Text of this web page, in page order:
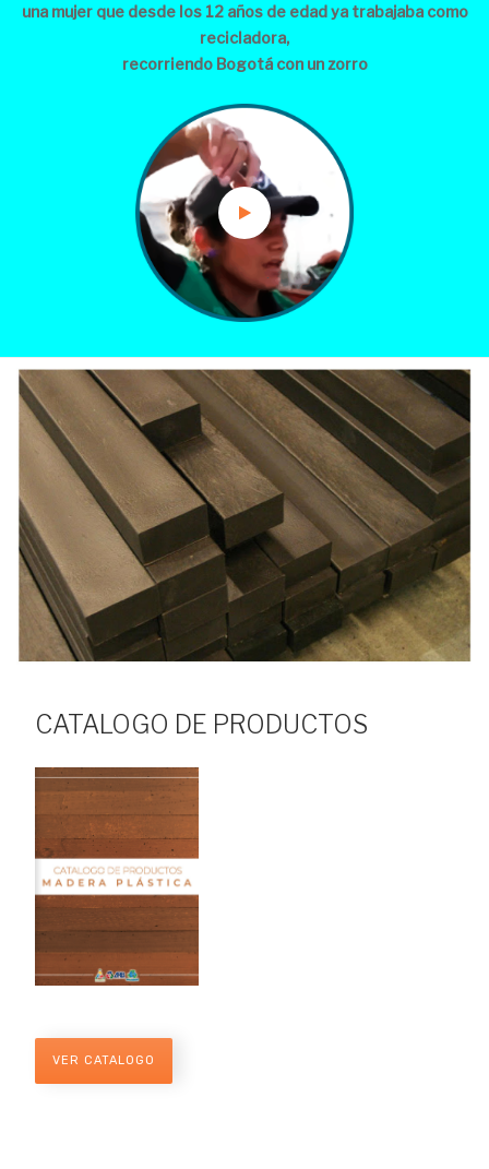
una mujer que desde los 12 años de edad ya trabajaba como
recicladora,
recorriendo Bogotá con un zorro
CATALOGO DE PRODUCTOS
VER CATALOGO